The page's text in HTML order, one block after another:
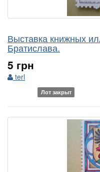
Выставка книжных
Братислава.
5 грн
terl
Лот закрыт